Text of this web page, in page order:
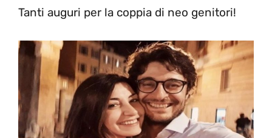
Tanti auguri per la coppia di neo genitori!